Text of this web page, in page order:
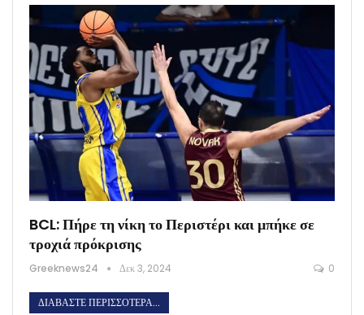
BCL: Πήρε τη νίκη το Περιστέρι και μπήκε σε
τροχιά πρόκρισης
Greeknews24 Δεκ 3, 2024 0
ΔΙΑΒΆΣΤΕ ΠΕΡΙΣΣΌΤΕΡΑ...